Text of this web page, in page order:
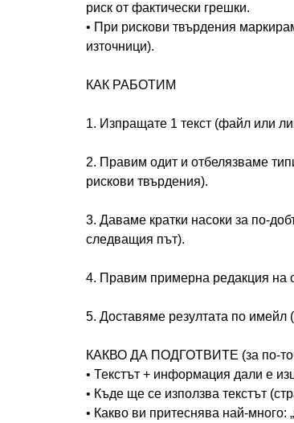
риск от фактически грешки.
• При рискови твърдения
източници).
КАК РАБОТИМ
1. Изпращате 1 текст (файл или
2. Правим одит и отбелязваме
рискови твърдения).
3. Даваме кратки насоки за по-
следващия път).
4. Правим примерна редакция на
5. Доставяме резултата по имейл
КАКВО ДА ПОДГОТВИТЕ (за по-
• Текстът + информация дали е
• Къде ще се използва текстът
• Какво ви притеснява най-много: